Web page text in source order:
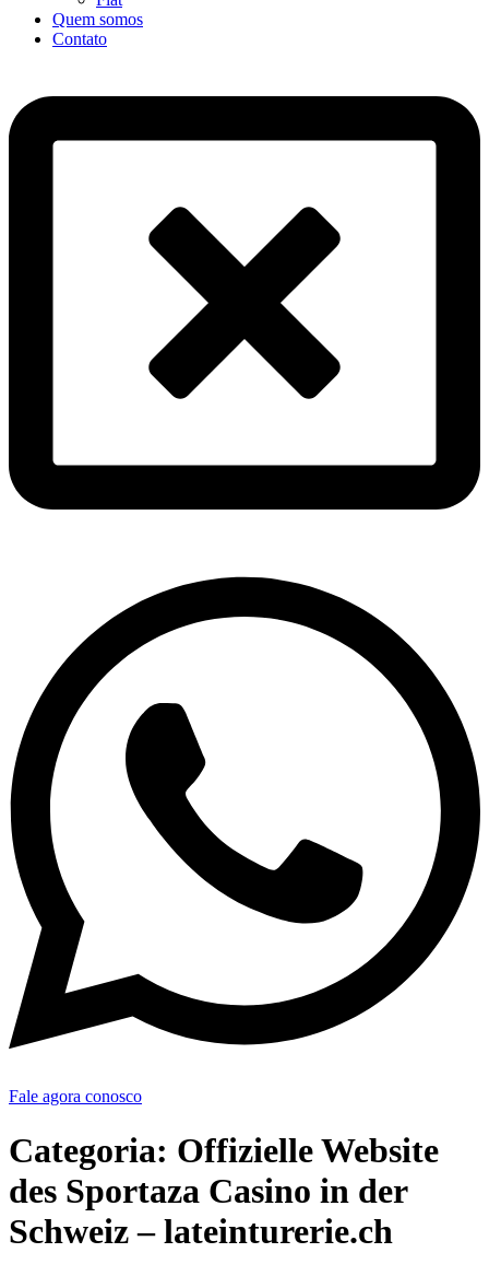
Quem somos
Contato
Fale agora conosco
Categoria: Offizielle Website
des Sportaza Casino in der
Schweiz – lateinturerie.ch